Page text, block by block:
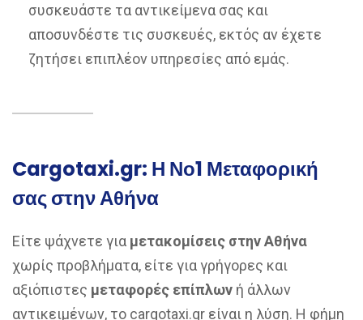
συσκευάστε τα αντικείμενα σας και
αποσυνδέστε τις συσκευές, εκτός αν έχετε
ζητήσει επιπλέον υπηρεσίες από εμάς.
Cargotaxi.gr: Η Νο1 Μεταφορική
σας στην Αθήνα
Είτε ψάχνετε για μετακομίσεις στην Αθήνα
χωρίς προβλήματα, είτε για γρήγορες και
αξιόπιστες μεταφορές επίπλων ή άλλων
αντικειμένων, το cargotaxi.gr είναι η λύση. Η φήμη